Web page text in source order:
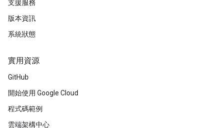
支援服務
版本資訊
系統狀態
實用資源
GitHub
開始使用 Google Cloud
程式碼範例
雲端架構中心